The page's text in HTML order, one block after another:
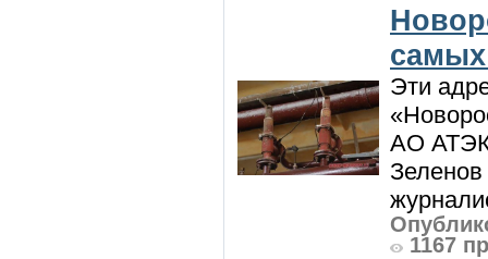
Эти
АО АТЭК
Зеленов
1167